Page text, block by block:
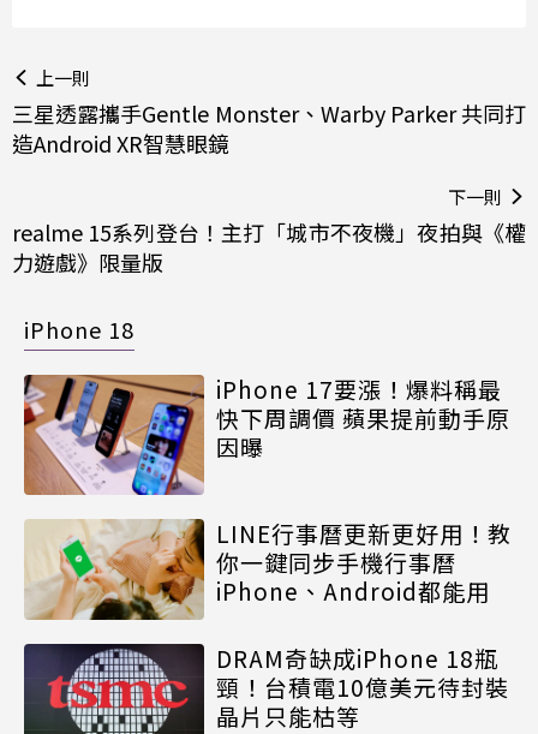
上一則
三星透露攜手Gentle Monster、Warby Parker 共同打
造Android XR智慧眼鏡
下一則
realme 15系列登台！主打「城市不夜機」夜拍與《權
力遊戲》限量版
iPhone 18
iPhone 17要漲！爆料稱最
快下周調價 蘋果提前動手原
因曝
LINE行事曆更新更好用！教
你一鍵同步手機行事曆
iPhone、Android都能用
DRAM奇缺成iPhone 18瓶
頸！台積電10億美元待封裝
晶片只能枯等